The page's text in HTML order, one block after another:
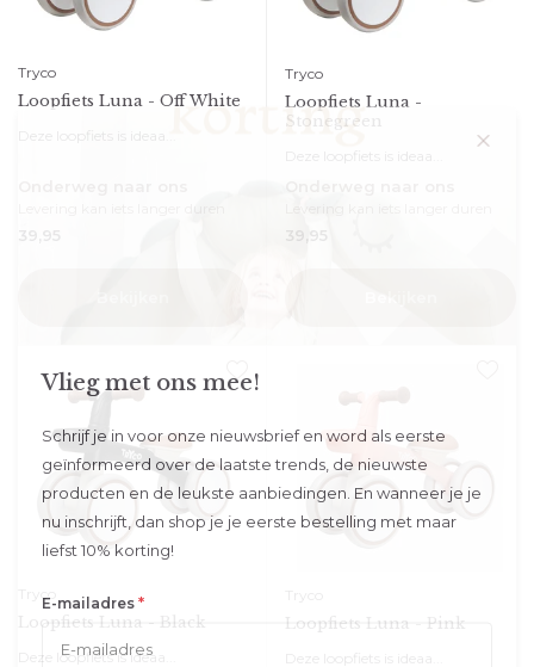
Tryco
Loopfiets Luna - Off White
Deze loopfiets is ideaa...
39,95
Tryco
Loopfiets Luna -
Stonegreen
39,95
Tryco
Loopfiets Luna - Black
Deze loopfiets is ideaa...
Loopfiets Luna - Pink
Vlieg met ons mee!
Schrijf je in voor onze nieuwsbrief en word als eerste
geïnformeerd over de laatste trends, de nieuwste
producten en de leukste aanbiedingen. En wanneer je je
nu inschrijft, dan shop je je eerste bestelling met maar
liefst 10% korting!
E-mailadres *